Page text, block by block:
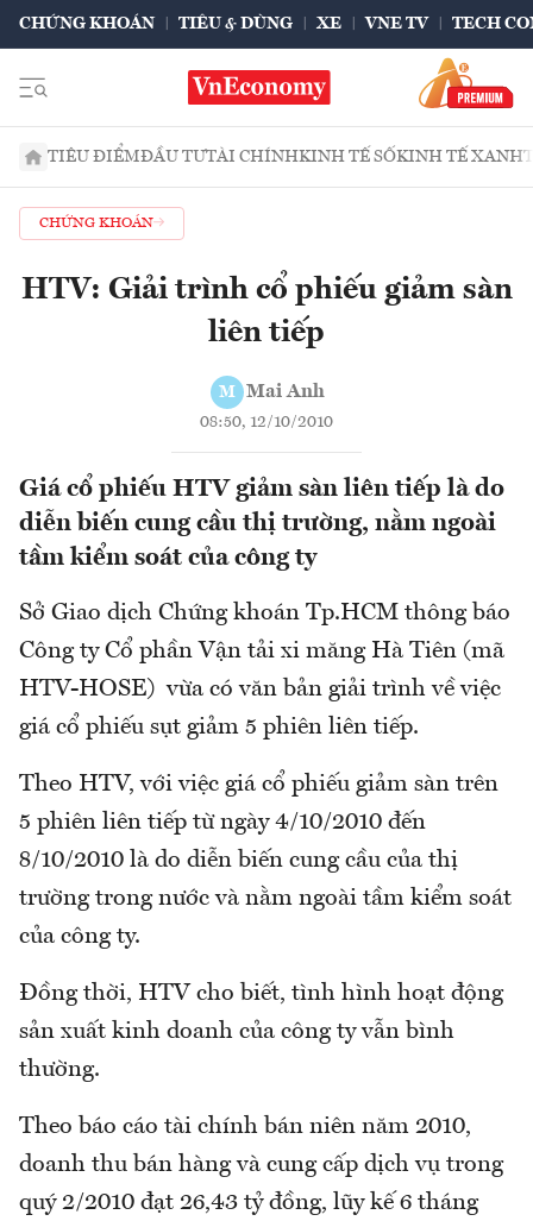
CHỨNG KHOÁN TIÊU & DÙNG XE VNE TV TECH
TIÊU ĐIỂMĐẦU TƯTÀI CHÍNHKINH TẾ SỐKINH TẾ XANH
CHỨNG KHOÁN
HTV: Giải trình cổ phiếu giảm sàn
liên tiếp
M Mai Anh
08:50, 12/10/2010
Giá cổ phiếu HTV giảm sàn liên tiếp là do
diễn biến cung cầu thị trường, nằm ngoài
tầm kiểm soát của công ty
Sở Giao dịch Chứng khoán Tp.HCM thông báo
Công ty Cổ phần Vận tải xi măng Hà Tiên (mã
HTV-HOSE) vừa có văn bản giải trình về việc
giá cổ phiếu sụt giảm 5 phiên liên tiếp.
Theo HTV, với việc giá cổ phiếu giảm sàn trên
5 phiên liên tiếp từ ngày 4/10/2010 đến
8/10/2010 là do diễn biến cung cầu của thị
trường trong nước và nằm ngoài tầm kiểm soát
của công ty.
Đồng thời, HTV cho biết, tình hình hoạt động
sản xuất kinh doanh của công ty vẫn bình
thường.
Theo báo cáo tài chính bán niên năm 2010,
doanh thu bán hàng và cung cấp dịch vụ trong
quý 2/2010 đạt 26,43 tỷ đồng, lũy kế 6 tháng